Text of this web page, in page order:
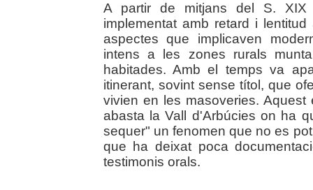
A partir de mitjans del S. XIX
implementat amb retard i
aspectes que implicaven
intens a les zones rurals
habitades. Amb el temps va
itinerant, sovint sense títol, que
vivien en les masoveries.
abasta la Vall d'Arbúcies on ha
sequer" un fenomen que no es
que ha deixat poca
testimonis orals.